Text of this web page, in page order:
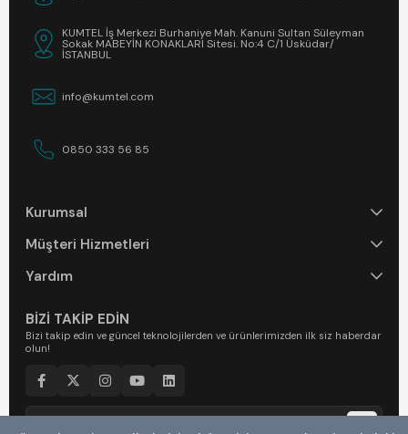
KUMTEL İş Merkezi Burhaniye Mah. Kanuni Sultan Süleyman
Sokak MABEYİN KONAKLARI Sitesi. No:4 C/1 Üsküdar/
İSTANBUL
info@kumtel.com
0850 333 56 85
Kurumsal
Müşteri Hizmetleri
Yardım
BİZİ TAKİP EDİN
Bizi takip edin ve güncel teknolojilerden ve ürünlerimizden ilk siz haberdar
olun!